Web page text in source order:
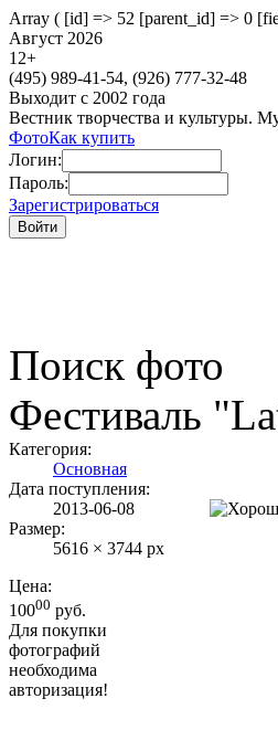
Array ( [id] => 52 [parent_id] => 0
Август 2026
12+
(495) 989-41-54, (926) 777-32-48
Выходит с 2002 года
Вестник творчества и культуры.
ФотоКак купить
Логин:
Пароль:
Зарегистрироваться
Поиск фото
Фестиваль
Категория:
Основная
Дата поступления:
2013-06-08
Размер:
5616 × 3744 px
Цена:
10000 руб.
Для покупки
фотографий
необходима
авторизация!